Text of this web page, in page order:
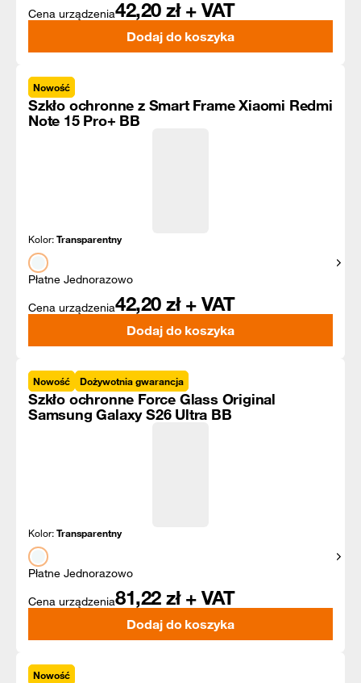
Cena urządzenia42,20 zł + VAT
Dodaj do koszyka
Nowość
Szkło ochronne z Smart Frame Xiaomi Redmi
Note 15 Pro+ BB
Kolor:Transparentny
Płatne Jednorazowo
Cena urządzenia42,20 zł + VAT
Dodaj do koszyka
Nowość Dożywotnia gwarancja
Szkło ochronne Force Glass Original
Samsung Galaxy S26 Ultra BB
Kolor:Transparentny
Płatne Jednorazowo
Cena urządzenia81,22 zł + VAT
Dodaj do koszyka
Nowość